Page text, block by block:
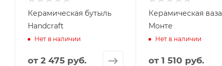
Керамическая бутыль
Handcraft
Нет в наличии
от 2 475 руб.
Керамическая ваза
Монте
Нет в наличии
от 1 510 руб.